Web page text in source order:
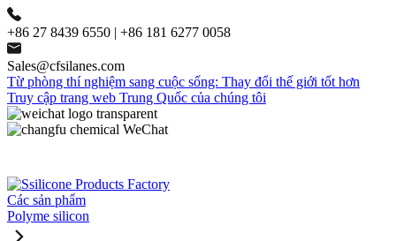
+86 27 8439 6550 | +86 181 6277 0058
Sales@cfsilanes.com
Từ phòng thí nghiệm sang cuộc sống: Thay đổi thế giới tốt hơn
Truy cập trang web Trung Quốc của chúng tôi
Các sản phẩm
Polyme silicon